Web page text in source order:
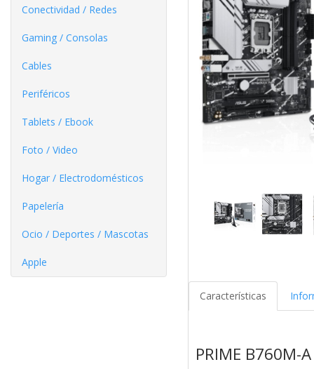
Conectividad / Redes
Gaming / Consolas
Cables
Periféricos
Tablets / Ebook
Foto / Video
Hogar / Electrodomésticos
Papelería
Ocio / Deportes / Mascotas
Apple
Características
PRIME B760M-